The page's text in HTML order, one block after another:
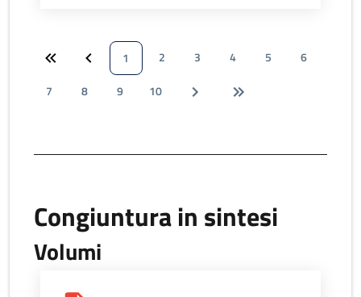
1 2 3 4 5
6
7
8 9 10
Congiuntura in sintesi
Volumi